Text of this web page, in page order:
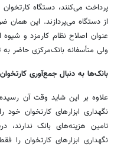
پرداخت می‌کنند، دستگاه‌
از دستگاه می‌پردازند. این
عنوان اصلاح نظام کارمزد و
ولی متأسفانه بانک‌مرکزی حاضر
بانک‌ها به دنبال جمع‌آوری
علاوه بر این شاید وقت آن
نگهداری ابزارهای کارتخوان
تامین هزینه‌های بانک ندارند،
نگهداری ابزارهای کارتخوان را